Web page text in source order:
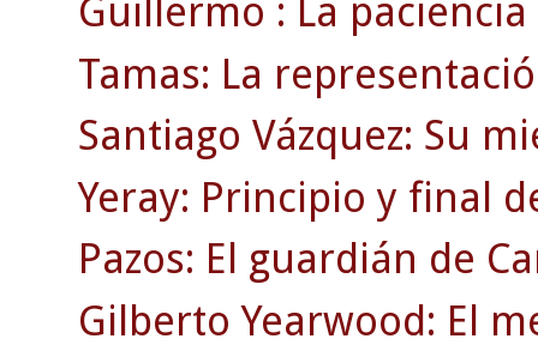
Guillermo : La
Tamas: La
Santiago Vázquez: Su
Yeray: Principio y final
Pazos: El guardián de
Gilberto Yearwood: El